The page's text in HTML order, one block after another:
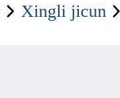
xingli jicun